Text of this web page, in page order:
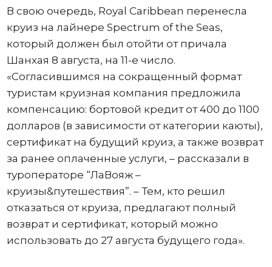
В свою очередь, Royal Caribbean перенесла
круиз на лайнере Spectrum of the Seas,
который должен был отойти от причала
Шанхая 8 августа, на 11-е число.
«Согласившимся на сокращенный формат
туристам круизная компания предложила
компенсацию: бортовой кредит от 400 до 1100
долларов (в зависимости от категории каюты),
сертификат на будущий круиз, а также возврат
за ранее оплаченные услуги, – рассказали в
туроператоре “ЛаВояж –
круизы&путешествия”. – Тем, кто решил
отказаться от круиза, предлагают полный
возврат и сертификат, который можно
использовать до 27 августа будущего года».